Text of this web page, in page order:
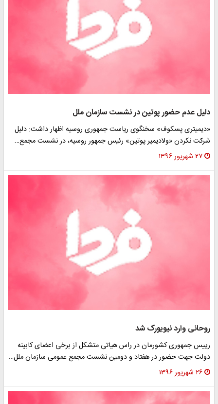
دلیل عدم حضور پوتین در نشست سازمان ملل
«دیمیتری پسکوف» سخنگوی ریاست جمهوری روسیه اظهار داشت: دلیل
شرکت نکردن «ولادیمیر پوتین» رئیس جمهور روسیه، در نشست مجمع…
۲۷ شهریور ۱۳۹۶
روحانی وارد نیویورک شد
رییس جمهوری کشورمان در راس هیاتی متشکل از برخی اعضای کابینه
دولت جهت حضور در هفتاد و دومین نشست مجمع عمومی سازمان ملل…
۲۶ شهریور ۱۳۹۶